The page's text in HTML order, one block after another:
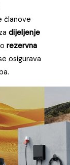
članove
dijeljenje
rezervna
osigurava